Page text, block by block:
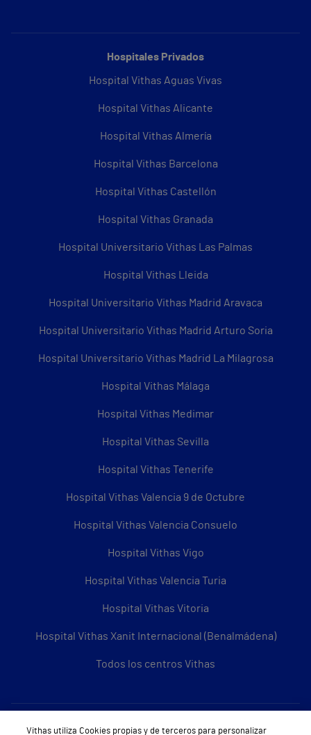
Hospitales Privados
Hospital Vithas Aguas Vivas
Hospital Vithas Alicante
Hospital Vithas Almería
Hospital Vithas Barcelona
Hospital Vithas Castellón
Hospital Vithas Granada
Hospital Universitario Vithas Las Palmas
Hospital Vithas Lleida
Hospital Universitario Vithas Madrid Aravaca
Hospital Universitario Vithas Madrid Arturo Soria
Hospital Universitario Vithas Madrid La Milagrosa
Hospital Vithas Málaga
Hospital Vithas Medimar
Hospital Vithas Sevilla
Hospital Vithas Tenerife
Hospital Vithas Valencia 9 de Octubre
Hospital Vithas Valencia Consuelo
Hospital Vithas Vigo
Hospital Vithas Valencia Turia
Hospital Vithas Vitoria
Hospital Vithas Xanit Internacional (Benalmádena)
Todos los centros Vithas
Sobre Vithas
Vithas utiliza Cookies propias y de terceros para personalizar